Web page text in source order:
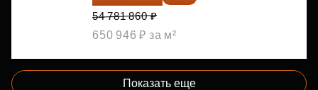
54 781 860 ₽
650 946 ₽ за м²
Показать еще